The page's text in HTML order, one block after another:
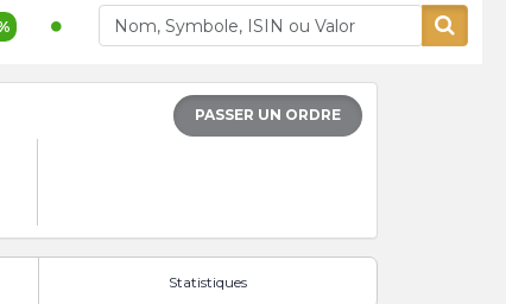
Akdital 1 200,00 3,9 % Alliances 400,00
PASSER UN ORDRE
Statistiques